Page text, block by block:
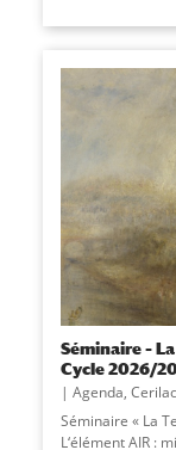
Séminaire –
Cycle 2026/
Agenda, Cerilac
Séminaire « La
L‘élément AIR :